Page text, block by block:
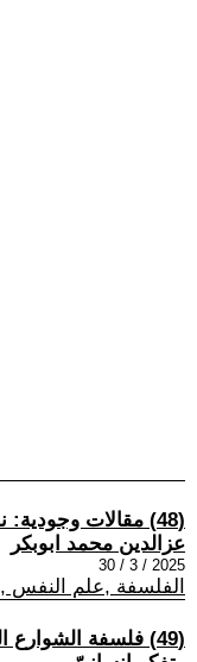
(48) مقالات وجودية: نظريّة المراحل عند كيركجور
عزالدين محمد ابوبكر
2025 / 3 / 30
الفلسفة ,علم النفس ,
(49) فلسفة